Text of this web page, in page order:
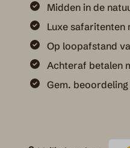
Midden in de
Luxe safaritenten
Op loopafstand
Achteraf betalen
Gem. beoordeling